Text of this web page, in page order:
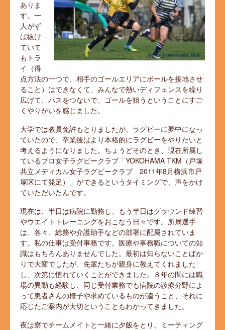
ありま
す。一
人がず
ば抜け
ていて
もトラ
イ（得
点方法の一つで、相手のゴールエリアにボールを接地させ
ること）はできなくて、みんなで熱いディフェンスを繰り
広げて、パスをつないで、ゴールを狙うということにすご
くやりがいを感じました。
大学では教員免許もとりましたが、ラグビーに夢中になっ
ていたので、卒業後はより本格的にラグビーをやりたいと
考えるようになりました。ちょうどそのとき、現在所属し
ているプロ女子ラグビークラブ「YOKOHAMA TKM（戸塚
共立メディカル女子ラグビークラブ 2011年8月横浜市戸
塚区にて発足）」ができるというタイミングで、声をかけ
ていただいたんです。
現在は、半日は病院に勤務し、もう半日はグラウンド練習
やウエイトトレーニングをおこなう日々です。所属選手
は、各々、総務や介護助手などの部署に配属されていま
す。私の仕事は受付事務です。医療や事務職についての知
識はもちろんありませんでした。最初は知らないことばか
りで大変でしたが、先輩たちが親身に教えてくれました
し、次第に慣れていくことができました。８年の間には職
場の異動も経験し、同じ受付業務でも病院の診療分野によ
って患者さんの様子や求めているものが違うこと、それに
応じたご案内が大切ということもわかってきました。
夜は寮でチームメイトと一緒に夕飯をとり、ミーティング